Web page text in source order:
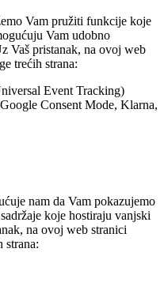
Vam pružiti funkcije koje
Vam udobno
Vaš pristanak, na ovoj web
trećih strana:
Event Tracking)
Consent Mode, Klarna,
nam da Vam pokazujemo
koje hostiraju vanjski
na ovoj web stranici
strana: